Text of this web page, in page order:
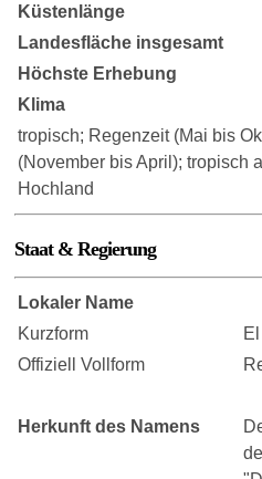
Küstenlänge
Landesfläche insgesamt
Höchste Erhebung
Klima
tropisch; Regenzeit (Mai bis
(November bis April); tropisch
Hochland
Staat & Regierung
Lokaler Name
Kurzform
Offiziell Vollform
Herkunft des Namens